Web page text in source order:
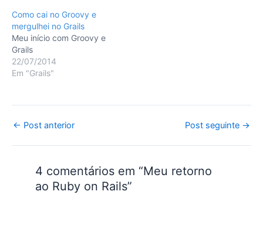
trabalhar. Por trás desta
pergunta na realidade há
outra disfarçada: "Grails
realmente trás algo de
novo ou é só mais um
framework?".…
Como cai no Groovy e
mergulhei no Grails
Meu início com Groovy e
Grails
22/07/2014
Em "Grails"
Post
← Post anterior Post seguinte →
4 comentários em “Meu retorno
ao Ruby on Rails”